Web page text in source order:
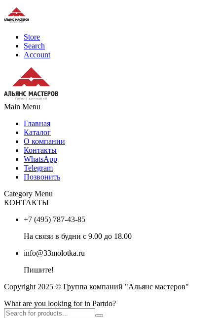
Store
Search
Account
Main Menu
Главная
Каталог
О компании
Контакты
WhatsApp
Telegram
Позвонить
Category Menu
КОНТАКТЫ
+7 (495) 787-43-85
На связи в будни с 9.00 до 18.00
info@33molotka.ru
Пишите!
Copyright 2025 © Группа компаний "Альянс мастеров"
What are you looking for in Partdo?